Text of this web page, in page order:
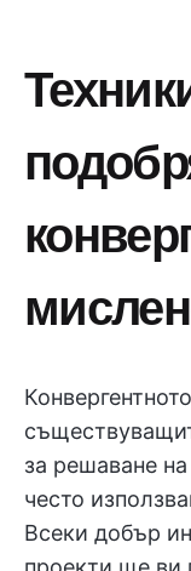
за решаване
често
Всеки добър